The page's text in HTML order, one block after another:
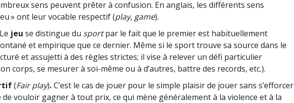
sens peuvent prêter à confusion. En anglais, les différents sens
» ont leur vocable respectif (play, game).
Le jeu se distingue du sportpar le fait que le premier est habituellement
et empirique que ce dernier. Même si le sport trouve sa source dans le
et assujetti à des règles strictes; il vise à relever un défi particulier
corps, se mesurer à soi-même ou à d’autres, battre des records, etc.).
(Fair play).C’est le cas de jouer pour le simple plaisir de jouer sans s’efforcer
vouloir gagner à tout prix, ce qui mène généralement à la violence et à la